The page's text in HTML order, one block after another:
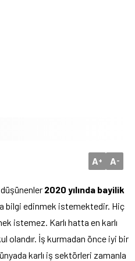
A+ A-
2020 yılında bayilik
bilgi edinmek istemektedir. Hiç
istemez. Karlı hatta en karlı
olandır. İş kurmadan önce iyi bir
karlı iş sektörleri zamanla